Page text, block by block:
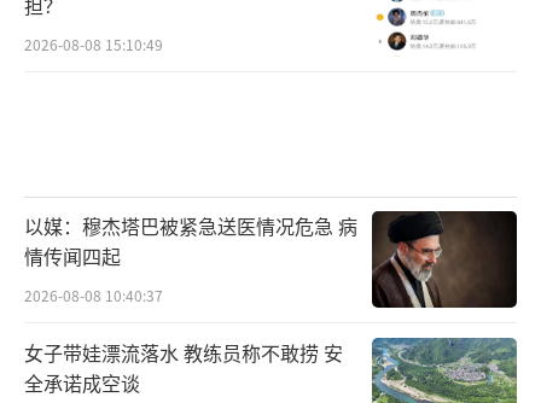
亏”案例。他想在公司里表现得更好一点，想
2026-08-08 15:10:49
以媒：穆杰塔巴被紧急送医情况危急 病
情传闻四起
2026-08-08 10:40:37
女子带娃漂流落水 教练员称不敢捞 安
全承诺成空谈